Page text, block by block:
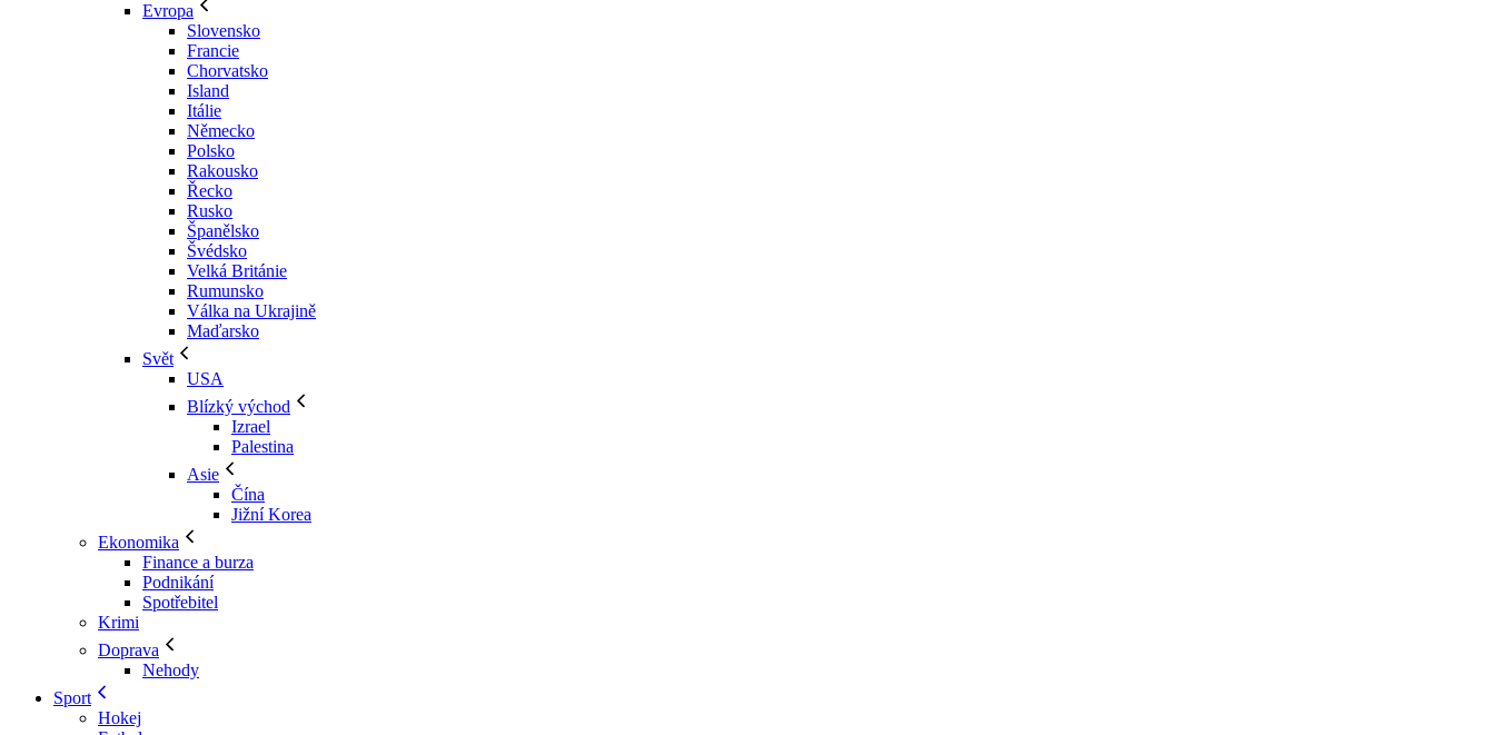
Evropa
Slovensko
Francie
Chorvatsko
Island
Itálie
Německo
Polsko
Rakousko
Řecko
Rusko
Španělsko
Švédsko
Velká Británie
Rumunsko
Válka na Ukrajině
Maďarsko
Svět
USA
Blízký východ
Izrael
Palestina
Asie
Čína
Jižní Korea
Ekonomika
Finance a burza
Podnikání
Spotřebitel
Krimi
Doprava
Nehody
Sport
Hokej